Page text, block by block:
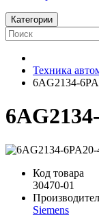
Категории
Техника
6AG2134-
Код товара
30470-01
Siemens